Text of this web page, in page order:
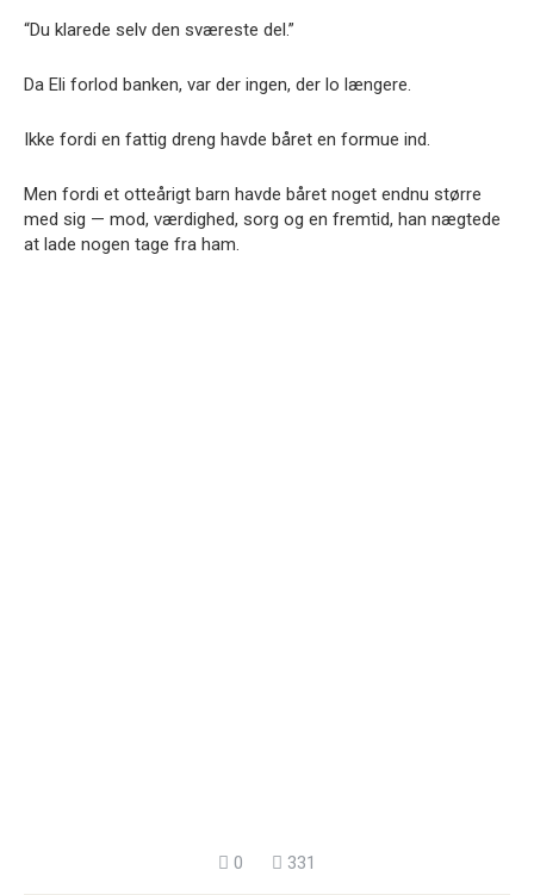
“Du klarede selv den sværeste del.”
Da Eli forlod banken, var der ingen, der lo længere.
Ikke fordi en fattig dreng havde båret en formue ind.
Men fordi et otteårigt barn havde båret noget endnu større
med sig — mod, værdighed, sorg og en fremtid, han nægtede
at lade nogen tage fra ham.
0 331